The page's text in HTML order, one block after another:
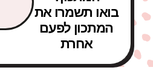
בואו תשמרו את
המתכון לפעם
אחרת